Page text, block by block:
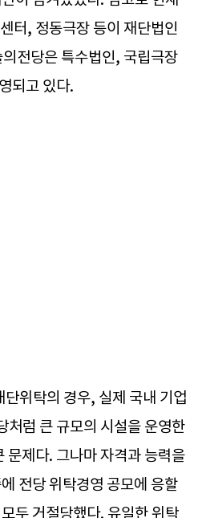
터, 정동극장 등이 재단법인
전당은 특수법인, 국립극장
되고 있다.
위탁의 경우, 실제 국내 기업
처럼 큰 규모의 시설을 운영한
문제다. 그나마 자격과 능력을
전당 위탁경영 공모에 응할
두 거절당했다. 유일한 위탁